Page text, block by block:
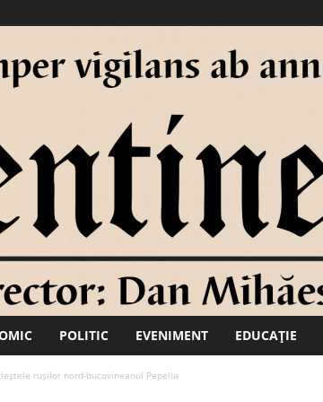
POLITIC EVENIMENT EDUCAŢIE
rușilor nord-bucovineanul Pepelia